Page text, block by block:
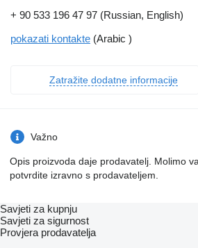
+ 90 533 196 47 97 (Russian, English)
pokazati kontakte (Arabic )
Zatražite dodatne informacije
Važno
Opis proizvoda daje prodavatelj. Molimo
potvrdite izravno s prodavateljem.
Savjeti za kupnju
Savjeti za sigurnost
Provjera prodavatelja